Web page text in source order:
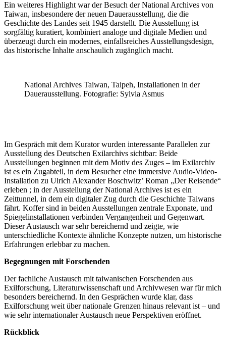
Ein weiteres Highlight war der Besuch der National Archives von
Taiwan, insbesondere der neuen Dauerausstellung, die die
Geschichte des Landes seit 1945 darstellt. Die Ausstellung ist
sorgfältig kuratiert, kombiniert analoge und digitale Medien und
überzeugt durch ein modernes, einfallsreiches Ausstellungsdesign,
das historische Inhalte anschaulich zugänglich macht.
National Archives Taiwan, Taipeh, Installationen in der
Dauerausstellung. Fotografie: Sylvia Asmus
Im Gespräch mit dem Kurator wurden interessante Parallelen zur
Ausstellung des Deutschen Exilarchivs sichtbar: Beide
Ausstellungen beginnen mit dem Motiv des Zuges – im Exilarchiv
ist es ein Zugabteil, in dem Besucher eine immersive Audio-Video-
Installation zu Ulrich Alexander Boschwitz’ Roman „Der Reisende“
erleben ; in der Ausstellung der National Archives ist es ein
Zeittunnel, in dem ein digitaler Zug durch die Geschichte Taiwans
fährt. Koffer sind in beiden Ausstellungen zentrale Exponate, und
Spiegelinstallationen verbinden Vergangenheit und Gegenwart.
Dieser Austausch war sehr bereichernd und zeigte, wie
unterschiedliche Kontexte ähnliche Konzepte nutzen, um historische
Erfahrungen erlebbar zu machen.
Begegnungen mit Forschenden
Der fachliche Austausch mit taiwanischen Forschenden aus
Exilforschung, Literaturwissenschaft und Archivwesen war für mich
besonders bereichernd. In den Gesprächen wurde klar, dass
Exilforschung weit über nationale Grenzen hinaus relevant ist – und
wie sehr internationaler Austausch neue Perspektiven eröffnet.
Rückblick